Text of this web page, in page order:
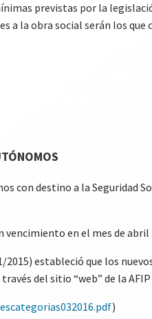
previstas por la
a la obra social serán los
destino a la Seguridad
en el mes de abril
estableció que los
del sitio “web” de la AFIP
)